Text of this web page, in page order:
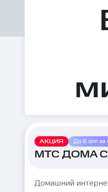
АКЦИЯ До 6 sim за
МТС ДОМА
Домашний